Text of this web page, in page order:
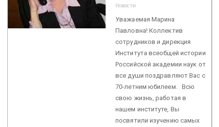
Новости
Уважаемая Марина
Павловна! Коллектив
сотрудников и дирекция
Института всеобщей истории
Российской академии наук от
все души поздравляют Вас с
70-летним юбилеем. Всю
свою жизнь, работая в
нашем институте, Вы
посвятили изучению самых